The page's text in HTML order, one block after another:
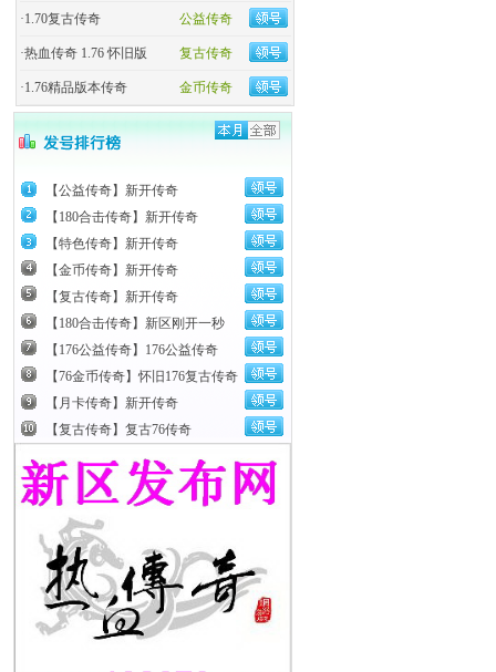
公益传奇
·1.70复古传奇
复古传奇
·热血传奇 1.76 怀旧版
金币传奇
·1.76精品版本传奇
【公益传奇】新开传奇
【180合击传奇】新开传奇
【特色传奇】新开传奇
【金币传奇】新开传奇
【复古传奇】新开传奇
【180合击传奇】新区刚开一秒
【176公益传奇】176公益传奇
【76金币传奇】怀旧176复古传奇
【月卡传奇】新开传奇
【复古传奇】复古76传奇